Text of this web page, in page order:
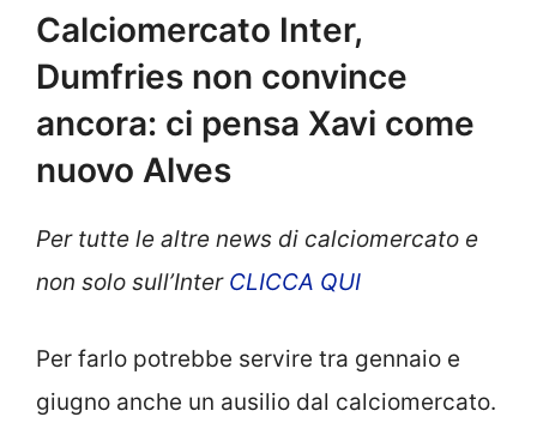
Calciomercato Inter,
Dumfries non convince
ancora: ci pensa Xavi come
nuovo Alves
Per tutte le altre news di calciomercato e
non solo sull’InterCLICCA QUI
Per farlo potrebbe servire tra gennaio e
giugno anche un ausilio dal calciomercato.